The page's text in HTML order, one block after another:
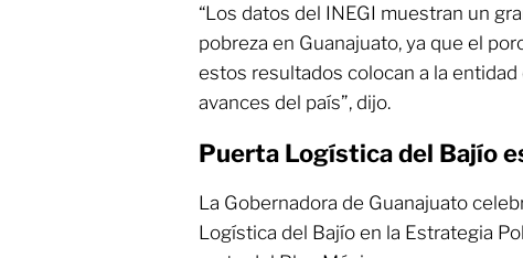
“Los datos del INEGI muestran un
pobreza en Guanajuato, ya que el
estos resultados colocan a la
avances del país”, dijo.
Puerta Logística del Bajío
La Gobernadora de Guanajuato
Logística del Bajío en la Estrategia